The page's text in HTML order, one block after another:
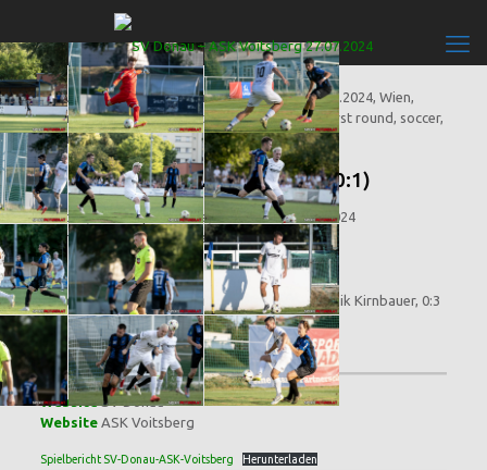
SV Donau – ASK Voitsberg 0:3 (0:1)
Fußball, ÖFB-Cup 1. Runde, Österreich, 27.07.2024
Wien, Sportplatz SV Donau, 150 Zuschauer
Tore:0:1 (8.) Furkan Sezen (ET), 0:2 (77.) Dominik Kirnbauer, 0:3
(86.) Maximilian Suppan
Website
SV Donau
WebsiteASK Voitsberg
Spielbericht SV-Donau-ASK-Voitsberg Herunterladen